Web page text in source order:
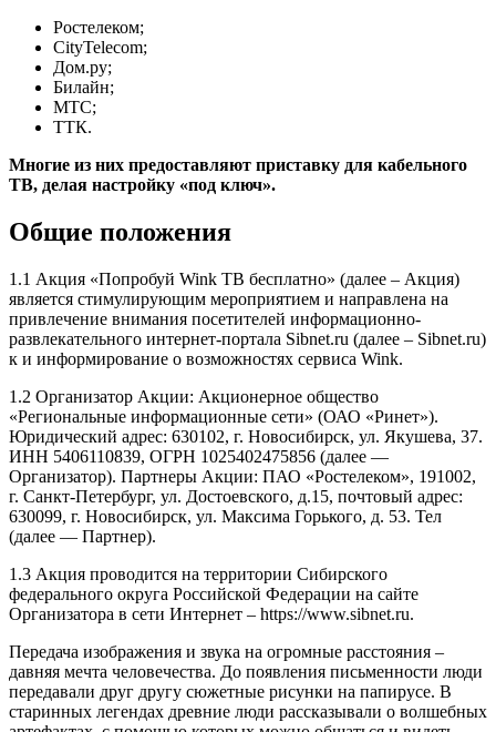
Ростелеком;
CityTelecom;
Дом.ру;
Билайн;
МТС;
ТТК.
Многие из них предоставляют приставку для кабельного
ТВ, делая настройку «под ключ».
Общие положения
1.1 Акция «Попробуй Wink ТВ бесплатно» (далее – Акция)
является стимулирующим мероприятием и направлена на
привлечение внимания посетителей информационно-
развлекательного интернет-портала Sibnet.ru (далее – Sibnet.ru)
к и информирование о возможностях сервиса Wink.
1.2 Организатор Акции: Акционерное общество
«Региональные информационные сети» (ОАО «Ринет»).
Юридический адрес: 630102, г. Новосибирск, ул. Якушева, 37.
ИНН 5406110839, ОГРН 1025402475856 (далее —
Организатор). Партнеры Акции: ПАО «Ростелеком», 191002,
г. Санкт-Петербург, ул. Достоевского, д.15, почтовый адрес:
630099, г. Новосибирск, ул. Максима Горького, д. 53. Тел
(далее — Партнер).
1.3 Акция проводится на территории Сибирского
федерального округа Российской Федерации на сайте
Организатора в сети Интернет – https://www.sibnet.ru.
Передача изображения и звука на огромные расстояния –
давняя мечта человечества. До появления письменности люди
передавали друг другу сюжетные рисунки на папирусе. В
старинных легендах древние люди рассказывали о волшебных